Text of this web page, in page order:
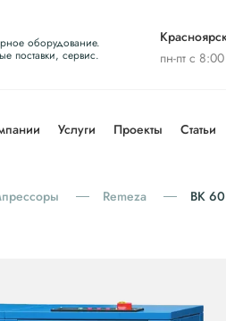
оборудование.
поставки, сервис.
пн-пт с
Услуги Проекты Статьи
Remeza ВК